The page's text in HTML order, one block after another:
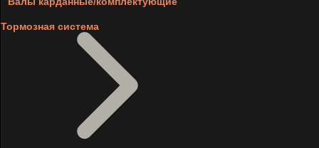
Тормозная система